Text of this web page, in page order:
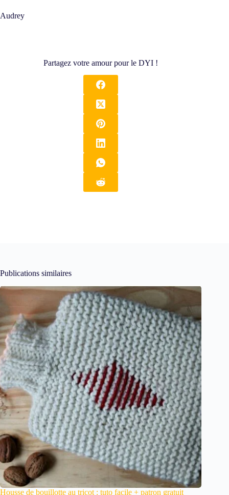
Audrey
Partagez votre amour pour le DYI !
Publications similaires
Housse de bouillotte au tricot : tuto facile + patron gratuit